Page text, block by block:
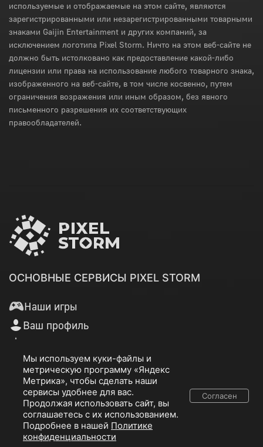
используемые и отображаемые на этом сайте, являются
зарегистрированными или незарегистрированными товарными
знаками Gaijin Entertainment и других компаний, за
исключением логотипа Pixel Storm. Ничто на этом веб-сайте не
должно быть истолковано как предоставление какой-либо
лицензии или права на использование любого товарного знака,
изображенного на веб-сайте, в том числе косвенно, путем
ограничения возражения или иным образом, без явного
письменного разрешения их соответствующих
правообладателей.
ОСНОВНЫЕ СЕРВИСЫ PIXEL STORM
Наши игры
Ваш профиль
Поддержка
Сайт компании
© 2026 ООО «Пиксель Шквал».
Все товарные знаки и исключительные права принадлежат
Мы используем куки-файлы и
метрическую программу «Яндекс
Метрика», чтобы сделать наши
сервисы удобнее для вас.
Продолжая использовать сайт, вы
соглашаетесь с их использованием.
Подробнее в нашей Политике
конфиденциальности
Согласен